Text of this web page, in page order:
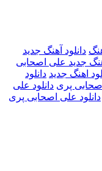
آهنگ جدید
علی اصحابی
دانلود
دانلود علی
اصحابی پری